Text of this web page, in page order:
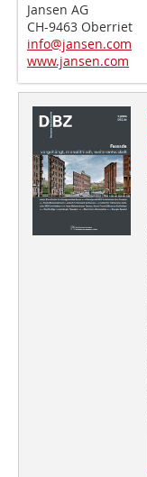
Jansen AG
CH-9463 Oberriet
info@jansen.com
www.jansen.com